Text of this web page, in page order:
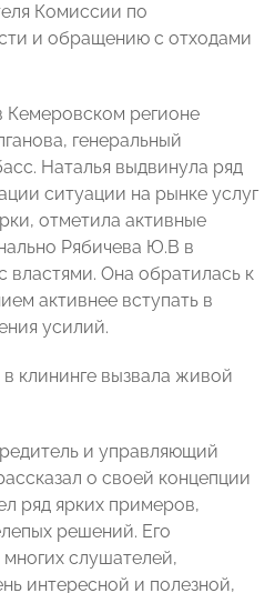
Комиссии по
и обращению с отходами
Кемеровском регионе
генеральный
Наталья выдвинула ряд
ситуации на рынке услуг
отметила активные
Рябичева Ю.В в
властями. Она обратилась к
активнее вступать в
усилий.
клининге вызвала живой
и управляющий
о своей концепции
ряд ярких примеров,
решений. Его
слушателей,
интересной и полезной,